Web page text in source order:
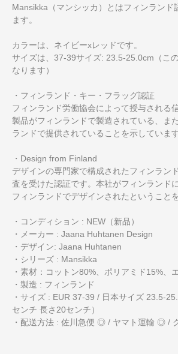
Mansikka（マンシッカ）とはフィンランド
ます。
カラーは、ネイビーxレッドです。
サイズは、37-39サイズ: 23.5-25.0cm（こ
なります）
・フィンランド・キー・フラッグ認証
フィンランド労働協会によって授与される
製品がフィンランドで製造されている、ま
ランドで提供されていることを示しています
・Design from Finland
デザインの専門家で構成されたフィンラン
査を受けた認証です。本社がフィンランド
フィンランドでデザインされたということ
・コンディション : NEW（新品）
・メーカー : Jaana Huhtanen Design
・デザイン: Jaana Huhtanen
・シリーズ : Mansikka
・素材：コットン80%、ポリアミド15%、
・製造 : フィンランド
・サイズ : EUR 37-39 / 日本サイズ 23.5-
センチ 長さ20センチ）
・配送方法 : 佐川急便 ◎ / ヤマト運輸 ◎ /